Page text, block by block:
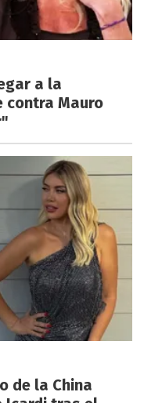
a la
contra Mauro
de la China